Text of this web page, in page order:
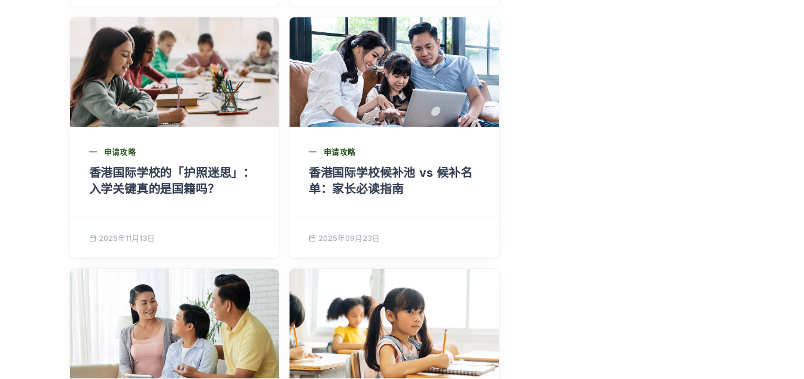
申请攻略
香港国际学校的「护照迷思」：
入学关键真的是国籍吗？
2025年11月13日
申请攻略
香港国际学校候补池 vs 候补名
单：家长必读指南
2025年09月23日